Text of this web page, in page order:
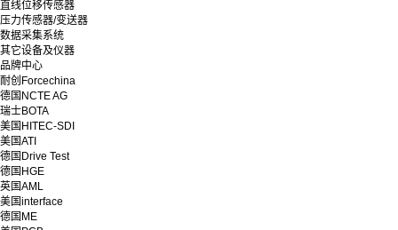
直线位移传感器
压力传感器/变送器
数据采集系统
其它设备及仪器
品牌中心
耐创Forcechina
德国NCTE AG
瑞士BOTA
美国HITEC-SDI
美国ATI
德国Drive Test
德国HGE
英国AML
美国interface
德国ME